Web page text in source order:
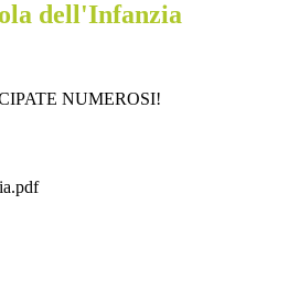
dell'Infanzia
NUMEROSI!